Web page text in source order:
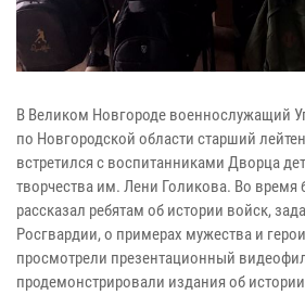
В Великом Новгороде военнослужащий
по Новгородской области старший
встретился с воспитанниками Дворца
творчества им. Лени Голикова. Во время
рассказал ребятам об истории войск,
Росгвардии, о примерах мужества и
просмотрели презентационный
продемонстрировали издания об